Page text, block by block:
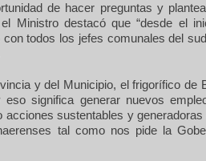
de hacer preguntas y
Ministro destacó que “desde el
todos los jefes comunales del
y del Municipio, el frigorífico de
significa generar nuevos
sustentables y
tal como nos pide la